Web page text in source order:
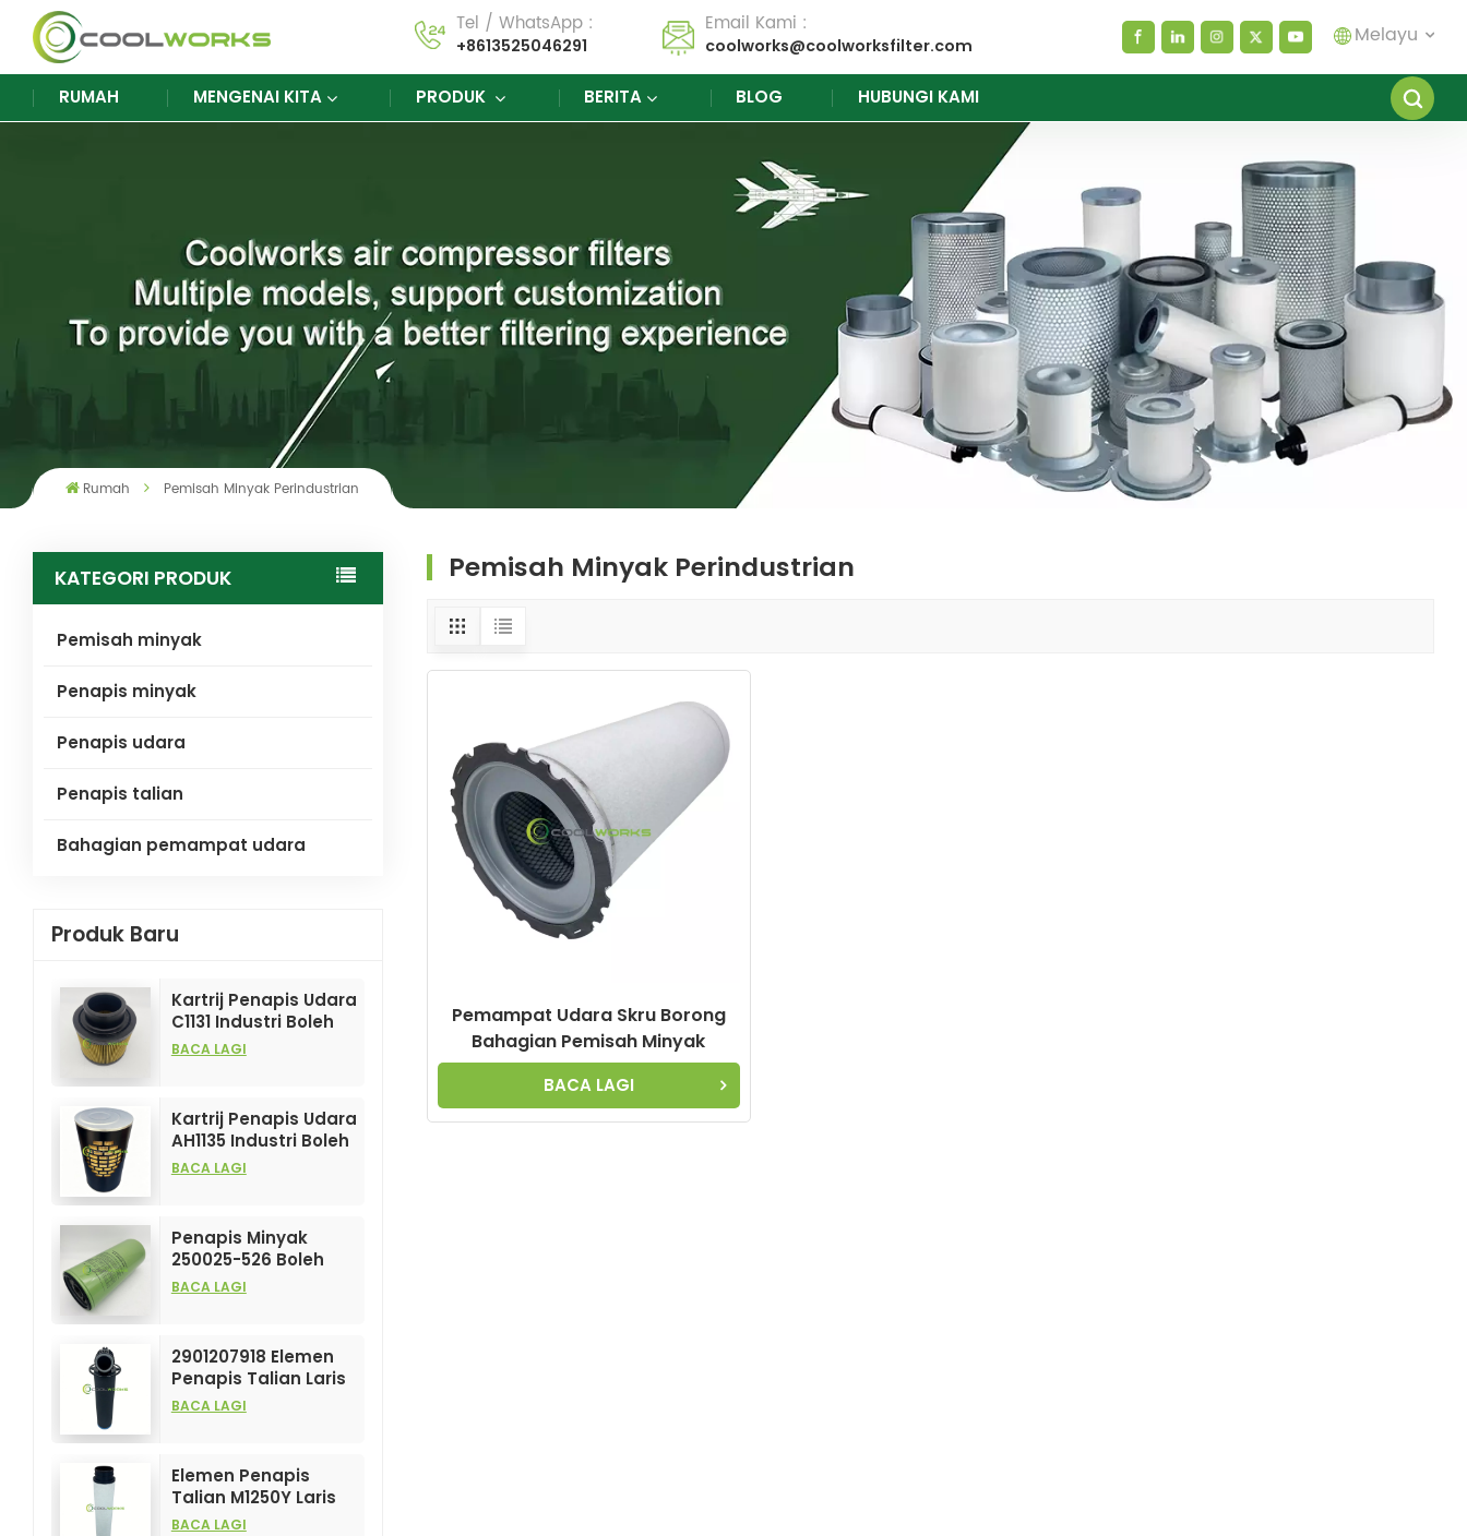
Tel / WhatsApp :
+8613525046291
Email Kami :
coolworks@coolworksfilter.com Melayu
español
العربية
русский
Melayu
RUMAH MENGENAI KITA PRODUK BERITA BLOG HUBUNGI KAMI
Rumah Pemisah Minyak Perindustrian
KATEGORI PRODUK
Pemisah minyak
Penapis minyak
Penapis udara
Penapis talian
Bahagian pemampat udara
Produk Baru
Kartrij Penapis Udara
C1131 Industri Boleh
Disesuaikan untuk
BACA LAGI
Kartrij Penapis Udara
AH1135 Industri Boleh
Disesuaikan untuk
BACA LAGI
Penapis Minyak
250025-526 Boleh
Disesuaikan
Pemampat Udara
BACA LAGI
2901207918 Elemen
Penapis Talian Laris
dan Berprestasi
BACA LAGI
Elemen Penapis
Talian M1250Y Laris
Dijual dan
BACA LAGI
Pemisah Minyak Perindustrian
Pemampat Udara Skru Borong
Bahagian Pemisah Minyak
CF20017450-16 6.2012.1 6.2012.0
6.1960.0
BACA LAGI